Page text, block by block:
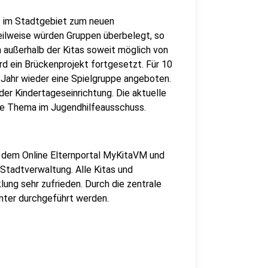
im Stadtgebiet zum neuen
würden Gruppen überbelegt, so
der Kitas soweit möglich von
ein Brückenprojekt fortgesetzt. Für 10
wieder eine Spielgruppe angeboten.
Kindertageseinrichtung. Die aktuelle
Thema im Jugendhilfeausschuss.
Online Elternportal MyKitaVM und
Alle Kitas und
sehr zufrieden. Durch die zentrale
durchgeführt werden.